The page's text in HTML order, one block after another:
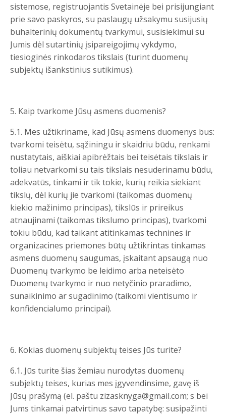
sistemose, registruojantis Svetainėje bei prisijungiant
prie savo paskyros, su paslaugų užsakymu susijusių
buhalterinių dokumentų tvarkymui, susisiekimui su
Jumis dėl sutartinių įsipareigojimų vykdymo,
tiesioginės rinkodaros tikslais (turint duomenų
subjektų išankstinius sutikimus).
5. Kaip tvarkome Jūsų asmens duomenis?
5.1. Mes užtikriname, kad Jūsų asmens duomenys bus:
tvarkomi teisėtu, sąžiningu ir skaidriu būdu, renkami
nustatytais, aiškiai apibrėžtais bei teisėtais tikslais ir
toliau netvarkomi su tais tikslais nesuderinamu būdu,
adekvatūs, tinkami ir tik tokie, kurių reikia siekiant
tikslų, dėl kurių jie tvarkomi (taikomas duomenų
kiekio mažinimo principas), tikslūs ir prireikus
atnaujinami (taikomas tikslumo principas), tvarkomi
tokiu būdu, kad taikant atitinkamas technines ir
organizacines priemones būtų užtikrintas tinkamas
asmens duomenų saugumas, įskaitant apsaugą nuo
Duomenų tvarkymo be leidimo arba neteisėto
Duomenų tvarkymo ir nuo netyčinio praradimo,
sunaikinimo ar sugadinimo (taikomi vientisumo ir
konfidencialumo principai).
6. Kokias duomenų subjektų teises Jūs turite?
6.1. Jūs turite šias žemiau nurodytas duomenų
subjektų teises, kurias mes įgyvendinsime, gavę iš
Jūsų prašymą (el. paštu zizasknyga@gmail.com; s bei
Jums tinkamai patvirtinus savo tapatybę: susipažinti